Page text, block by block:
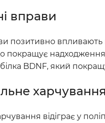
вправи
позитивно
покращує
BDNF, який
харчування
відіграє у